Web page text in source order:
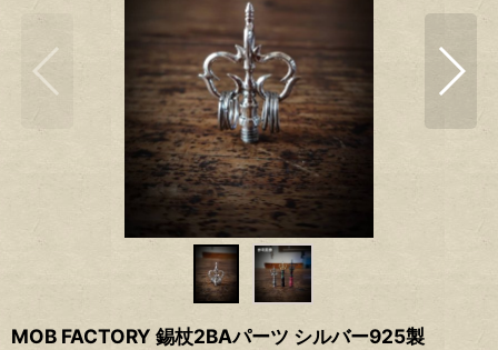
MOB FACTORY 錫杖2BAパーツ シルバー925製